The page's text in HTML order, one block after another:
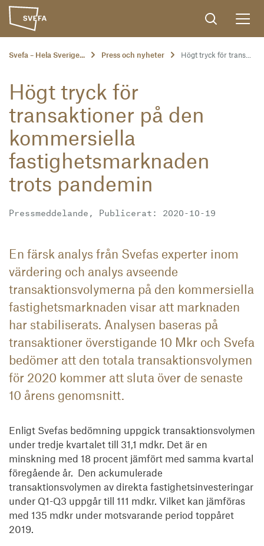
Svefa – Hela Sverige... Press och nyheter Högt tryck för trans...
Högt tryck för
transaktioner på den
kommersiella
fastighetsmarknaden
trots pandemin
Pressmeddelande, Publicerat: 2020-10-19
En färsk analys från Svefas experter inom
värdering och analys avseende
transaktionsvolymerna på den kommersiella
fastighetsmarknaden visar att marknaden
har stabiliserats. Analysen baseras på
transaktioner överstigande 10 Mkr och Svefa
bedömer att den totala transaktionsvolymen
för 2020 kommer att sluta över de senaste
10 årens genomsnitt.
Enligt Svefas bedömning uppgick transaktionsvolymen
under tredje kvartalet till 31,1 mdkr. Det är en
minskning med 18 procent jämfört med samma kvartal
föregående år.  Den ackumulerade
transaktionsvolymen av direkta fastighetsinvesteringar
under Q1-Q3 uppgår till 111 mdkr. Vilket kan jämföras
med 135 mdkr under motsvarande period toppåret
2019.